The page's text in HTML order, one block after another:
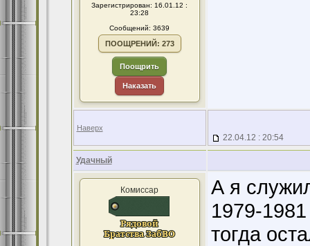
Зарегистрирован: 16.01.12 :
23:28
Сообщений: 3639
ПООЩРЕНИЙ: 273
Поощрить
Наказать
Наверх
22.04.12 : 20:54
Удачный
Комиссар
А я
1979-
тогда